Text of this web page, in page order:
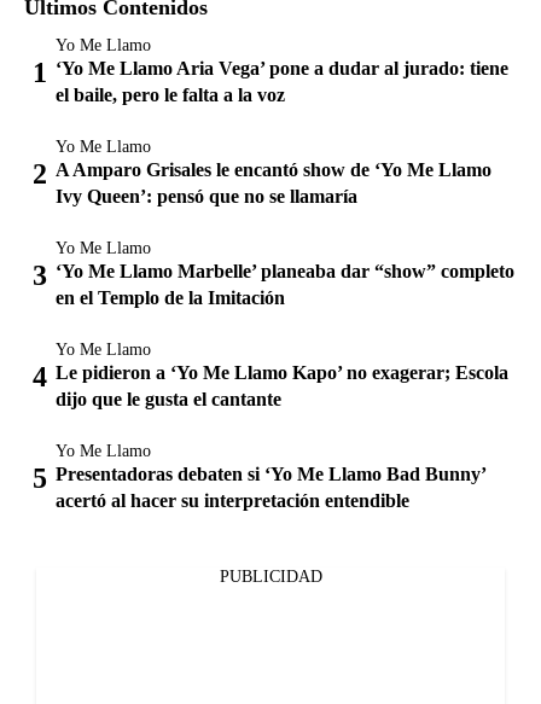
Últimos Contenidos
Yo Me Llamo
‘Yo Me Llamo Aria Vega’ pone a dudar al jurado: tiene
el baile, pero le falta a la voz
Yo Me Llamo
A Amparo Grisales le encantó show de ‘Yo Me Llamo
Ivy Queen’: pensó que no se llamaría
Yo Me Llamo
‘Yo Me Llamo Marbelle’ planeaba dar “show” completo
en el Templo de la Imitación
Yo Me Llamo
Le pidieron a ‘Yo Me Llamo Kapo’ no exagerar; Escola
dijo que le gusta el cantante
Yo Me Llamo
Presentadoras debaten si ‘Yo Me Llamo Bad Bunny’
acertó al hacer su interpretación entendible
PUBLICIDAD